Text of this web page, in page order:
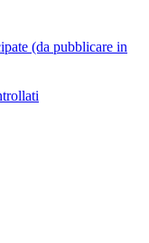
(da pubblicare in